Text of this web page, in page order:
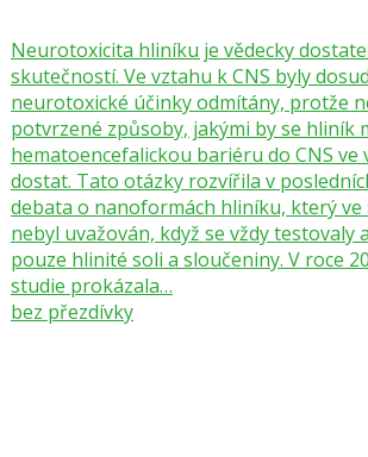
Neurotoxicita hliníku je vědecky
skutečností. Ve vztahu k CNS byly
neurotoxické účinky odmítány, protže
potvrzené způsoby, jakými by se hliník
hematoencefalickou bariéru do CNS ve
dostat. Tato otázky rozvířila v
debata o nanoformách hliníku, který ve
nebyl uvažován, když se vždy testovaly
pouze hlinité soli a sloučeniny. V roce
studie prokázala…
bez přezdívky